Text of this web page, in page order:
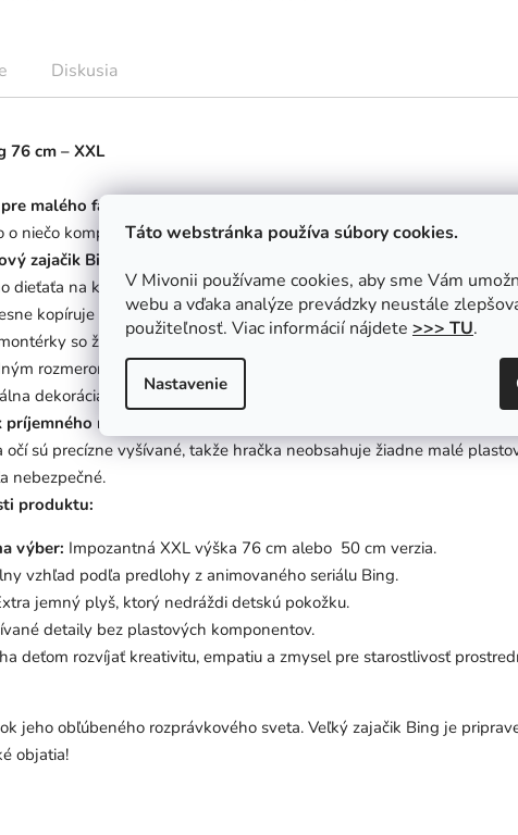
Táto webstránka používa súbory cookies.
V Mivonii používame cookies, aby sme Vám
webu a vďaka analýze prevádzky neustále
použiteľnosť. Viac informácií nájdete >>> TU.
Nastavenie
Diskusia
76 cm – XXL
malého fanúšika populárnej detskej rozprávky?
niečo kompaktnejšieho parťáka na výlety, máme pre vás riešenie.
zajačik Bing s výškou 76 cm
dieťaťa na každodenné dobrodružstvá aj pokojný spánok.
kopíruje vzhľad obľúbenej animovanej postavičky – nechýbajú
so žltým gombíkom, zelené tričko a veľké kamarátske oči.
rozmerom (76 cm alebo 50 cm) poslúži nielen ako skvelá hračka na
dekorácia do detskej izby. Plyšový Bing je vyrobený z
vysoko
materiálu
sú precízne vyšívané, takže hračka neobsahuje žiadne malé
nebezpečné.
produktu:
výber: Impozantná XXL výška 76 cm alebo 50 cm verzia.
vzhľad podľa predlohy z animovaného seriálu Bing.
jemný plyš, ktorý nedráždi detskú pokožku.
detaily bez plastových komponentov.
deťom rozvíjať kreativitu, empatiu a zmysel pre starostlivosť
jeho obľúbeného rozprávkového sveta. Veľký zajačik Bing je
objatia!